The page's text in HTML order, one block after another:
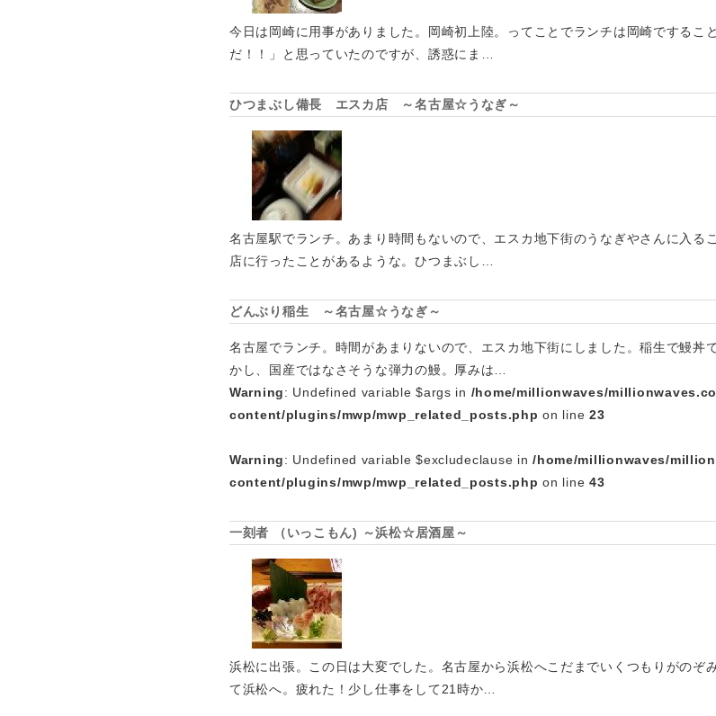
今日は岡崎に用事がありました。岡崎初上陸。ってことでランチは岡崎でする
だ！！」と思っていたのですが、誘惑にま…
ひつまぶし備長 エスカ店 ～名古屋☆うなぎ～
名古屋駅でランチ。あまり時間もないので、エスカ地下街のうなぎやさんに入る
店に行ったことがあるような。ひつまぶし…
どんぶり稲生 ～名古屋☆うなぎ～
名古屋でランチ。時間があまりないので、エスカ地下街にしました。稲生で鰻丼
かし、国産ではなさそうな弾力の鰻。厚みは…
Warning: Undefined variable $args in /home/millionwaves/
content/plugins/mwp/mwp_related_posts.php on line23
Warning: Undefined variable $excludeclause in/home/millionwaves/
content/plugins/mwp/mwp_related_posts.php on line43
一刻者 （いっこもん) ～浜松☆居酒屋～
浜松に出張。この日は大変でした。名古屋から浜松へこだまでいくつもりがのぞ
て浜松へ。疲れた！少し仕事をして21時か…